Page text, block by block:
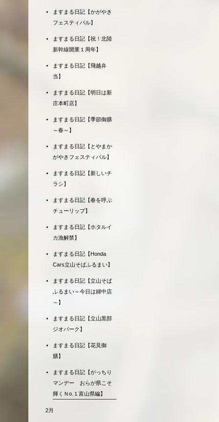
ますまる日記【かがやき
フェスティバル】
ますまる日記【祝！北陸
新幹線開業１周年】
ますまる日記【飛越弁
当】
ますまる日記【明日は新
庄本町店】
ますまる日記【季節御膳
～春～】
ますまる日記【とやまか
がやきフェスティバル】
ますまる日記【新しいチ
ラシ】
ますまる日記【春を呼ぶ
チューリップ】
ますまる日記【ホタルイ
カ漁解禁】
ますまる日記【Honda
Cars立山そばふるまい】
ますまる日記【立山そば
ふるまい～今日は婦中店
～】
ますまる日記【立山黒部
ジオパーク】
ますまる日記【花見御
膳】
ますまる日記【がっちり
マンデー おらが県こそ
輝くＮo.１富山県編】
2月